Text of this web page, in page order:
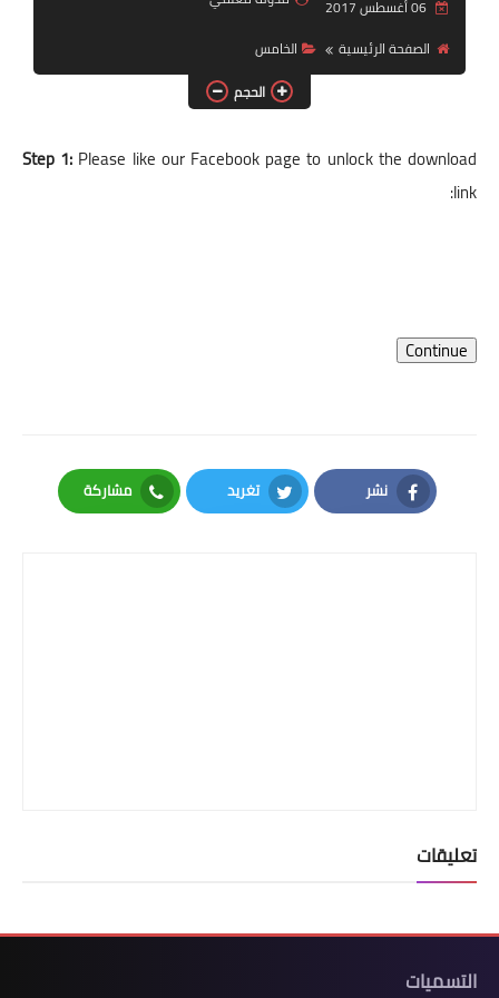
06 أغسطس 2017
الصفحة الرئيسية
الخامس
الحجم
Step 1: Please like our Facebook page to unlock the download
link:
Continue
نشر
Facebook
تغريد
Twitter
مشاركة
Whatsapp
تعليقات
التسميات